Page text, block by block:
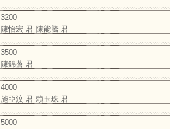
3200
陳怡宏 君 陳能騰 君
3500
陳錦蒼 君
4000
施亞汶 君 賴玉珠 君
5000